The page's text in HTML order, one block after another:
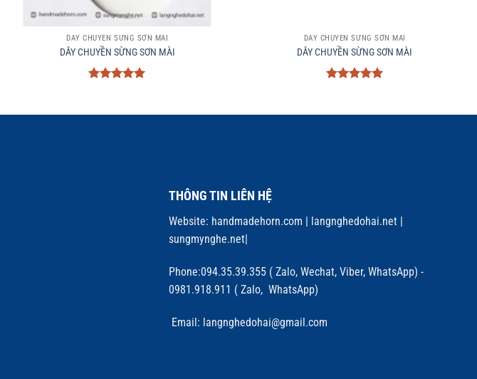
DÂY CHUYỀN SỪNG SƠN MÀI
DÂY CHUYỀN SỪNG SƠN MÀI
sao
DÂY CHUYỀN SỪNG SƠN MÀI
DÂY CHUYỀN SỪNG SƠN MÀI
sao
THÔNG TIN LIÊN HỆ
Website: handmadehorn.com | langnghedohai.net |
sungmynghe.net|
Phone:094.35.39.355 ( Zalo, Wechat, Viber, WhatsApp) -
0981.918.911 ( Zalo, WhatsApp)
Email: langnghedohai@gmail.com